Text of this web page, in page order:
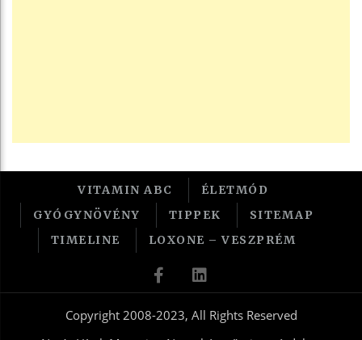
VITAMIN ABC
ÉLETMÓD
GYÓGYNÖVÉNY
TIPPEK
SITEMAP
TIMELINE
LOXONE – VESZPRÉM
Copyright 2008-2023, All Rights Reserved